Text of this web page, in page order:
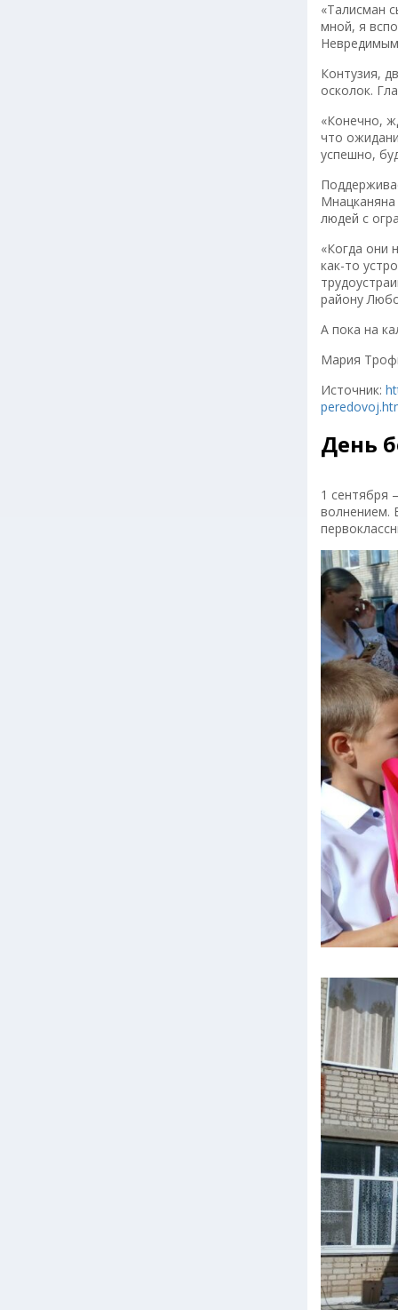
«Талисман
мной, я
Контузия,
осколок.
«Конечно,
что
успешно,
людей с
«Когда они
как-то
району
А пока на
Мария
Источник:
День
1 сентября
волнением.